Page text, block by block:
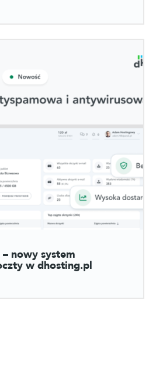
nowy system
w dhosting.pl